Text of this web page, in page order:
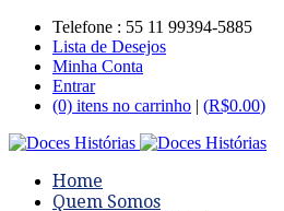
Telefone : 55 11 99394-5885
Lista de Desejos
Minha Conta
Entrar
(0) itens no carrinho | (R$0.00)
Home
Quem Somos